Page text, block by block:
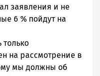
заявления и не
6 % пойдут на
только
на рассмотрение в
мы должны об